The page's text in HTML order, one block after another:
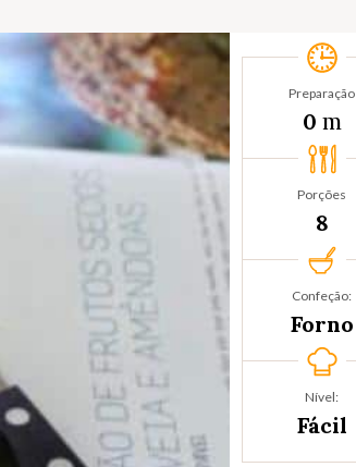
Preparação
0 m
Porções
8
Confeção:
Forno
Nível:
Fácil